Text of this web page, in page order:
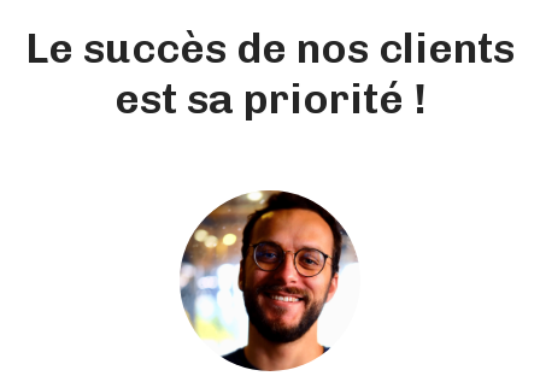
Le succès de nos clients
est sa priorité !